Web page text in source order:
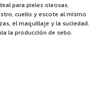
para pieles oleosas.
cuello y escote al mismo
el maquillaje y la suciedad.
la producción de sebo.